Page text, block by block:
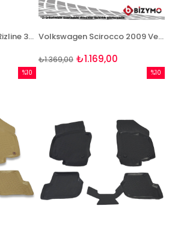
Volkswagen Scirocco Rizline 3D Havuzlu Paspas Volkswagen Scirocco 2009 Ve Sonrası 3D Bagaj Havuzu Bizymo
₺1.169,00
₺1.369,00
%10
%10